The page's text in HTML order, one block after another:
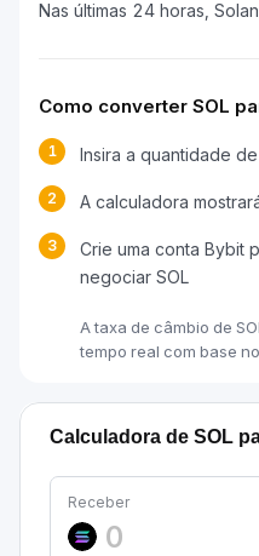
Nas últimas 24 horas,
Como converter SOL
1 Insira a quantidade
2 A calculadora
3
Crie uma conta Bybit
negociar SOL
A taxa de câmbio de
tempo real com base
Calculadora de SOL
Receber